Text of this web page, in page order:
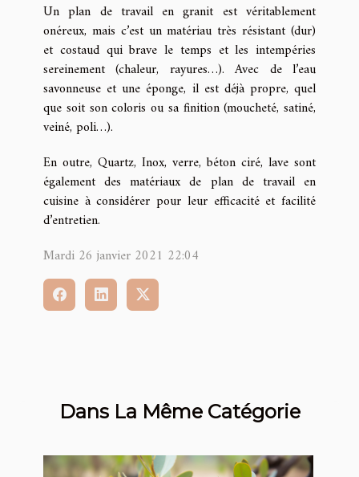
Un plan de travail en granit est véritablement
onéreux, mais c’est un matériau très résistant (dur)
et costaud qui brave le temps et les intempéries
sereinement (chaleur, rayures…). Avec de l’eau
savonneuse et une éponge, il est déjà propre, quel
que soit son coloris ou sa finition (moucheté, satiné,
veiné, poli…).
En outre, Quartz, Inox, verre, béton ciré, lave sont
également des matériaux de plan de travail en
cuisine à considérer pour leur efficacité et facilité
d’entretien.
Mardi 26 janvier 2021 22:04
Dans La Même Catégorie